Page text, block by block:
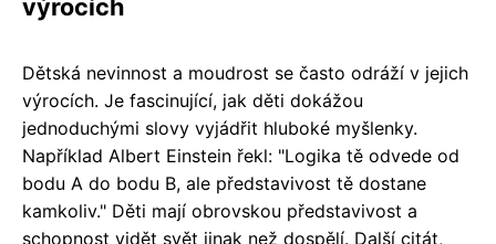
výrocích
Dětská nevinnost a moudrost se často odráží v jejich
výrocích. Je fascinující, jak děti dokážou
jednoduchými slovy vyjádřit hluboké myšlenky.
Například Albert Einstein řekl: "Logika tě odvede od
bodu A do bodu B, ale představivost tě dostane
kamkoliv." Děti mají obrovskou představivost a
schopnost vidět svět jinak než dospělí. Další citát,